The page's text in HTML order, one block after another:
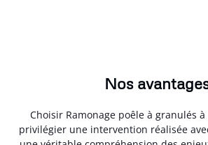
Nos
Choisir Ramonage poêle à granulés à
privilégier une intervention réalisée